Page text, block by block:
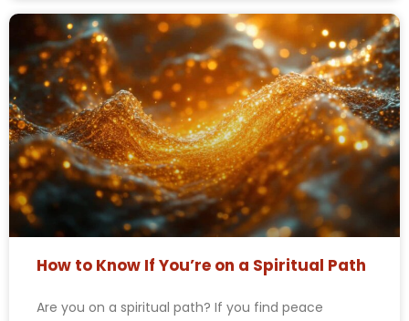
How to Know If You’re on a Spiritual Path
Are you on a spiritual path? If you find peace